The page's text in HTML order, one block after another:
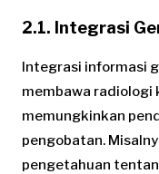
2.1. Integrasi
Integrasi informasi
membawa radiologi
memungkinkan
pengobatan.
pengetahuan